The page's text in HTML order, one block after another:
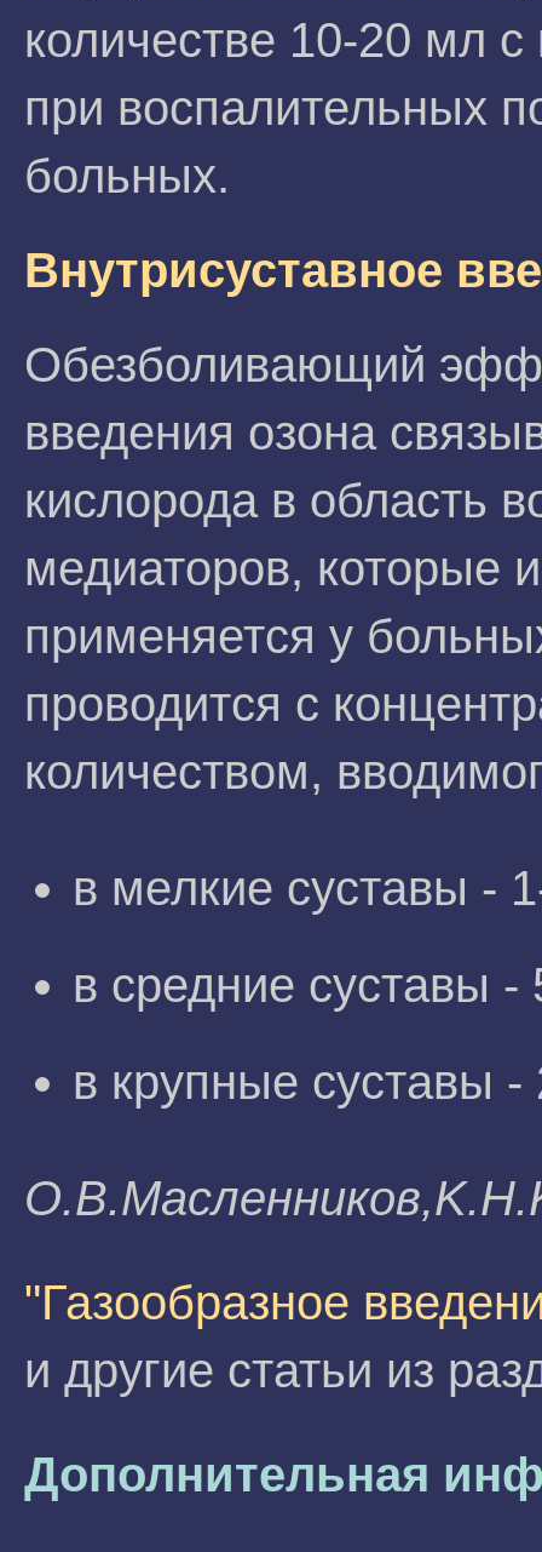
количестве 10-20 мл
при воспалительных
больных.
Внутрисуставное
Обезболивающий
введения озона
кислорода в область
медиаторов, которые
применяется у
проводится с
количеством,
в мелкие суставы -
в средние суставы -
в крупные суставы
"Газообразное
и другие статьи из
Дополнительная